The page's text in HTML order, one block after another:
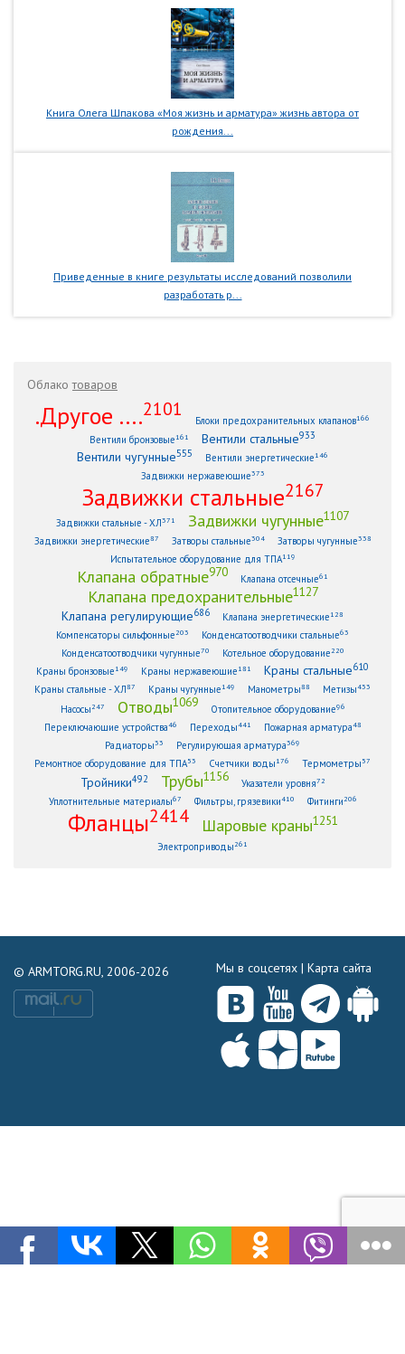
Книга Олега Шпакова «Моя жизнь и арматура» жизнь автора от
рождения...
Приведенные в книге результаты исследований позволили
разработать р...
Облакотоваров
.Другое ....2101
Блоки предохранительных клапанов166
Вентили бронзовые161 Вентили стальные933
Вентили чугунные555 Вентили энергетические146
Задвижки нержавеющие373
Задвижки стальные2167
Задвижки стальные - ХЛ371 Задвижки чугунные1107
Задвижки энергетические87 Затворы стальные304 Затворы чугунные338
Испытательное оборудование для ТПА119
Клапана обратные970 Клапана отсечные61
Клапана предохранительные1127
Клапана регулирующие686 Клапана энергетические128
Компенсаторы сильфонные203 Конденсатоотводчики стальные63
Конденсатоотводчики чугунные70 Котельное оборудование220
Краны бронзовые149 Краны нержавеющие181 Краны стальные610
Краны стальные - ХЛ87 Краны чугунные149 Манометры88 Метизы433
Насосы247 Отводы1069 Отопительное оборудование96
Переключающие устройства46 Переходы441 Пожарная арматура48
Радиаторы33 Регулирующая арматура369
Ремонтное оборудование для ТПА53 Счетчики воды176 Термометры 57
Тройники492 Трубы1156 Указатели уровня72
Уплотнительные материалы67 Фильтры, грязевики410 Фитинги206
Фланцы2414 Шаровые краны1251
Электроприводы261
© ARMTORG.RU, 2006-2026 Мы в соцсетях | Карта сайта